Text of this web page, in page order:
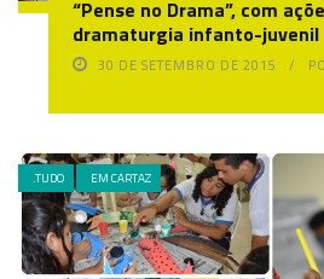
“Pense no Drama”, com
dramaturgia infanto-juvenil
30 DE SETEMBRO DE 2015
.TUDO EM CARTAZ